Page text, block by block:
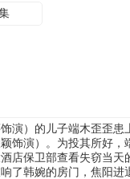
演）的儿子端木歪歪
饰演）。为投其所好，
店保卫部查看失窃当
了韩婉的房门，焦阳